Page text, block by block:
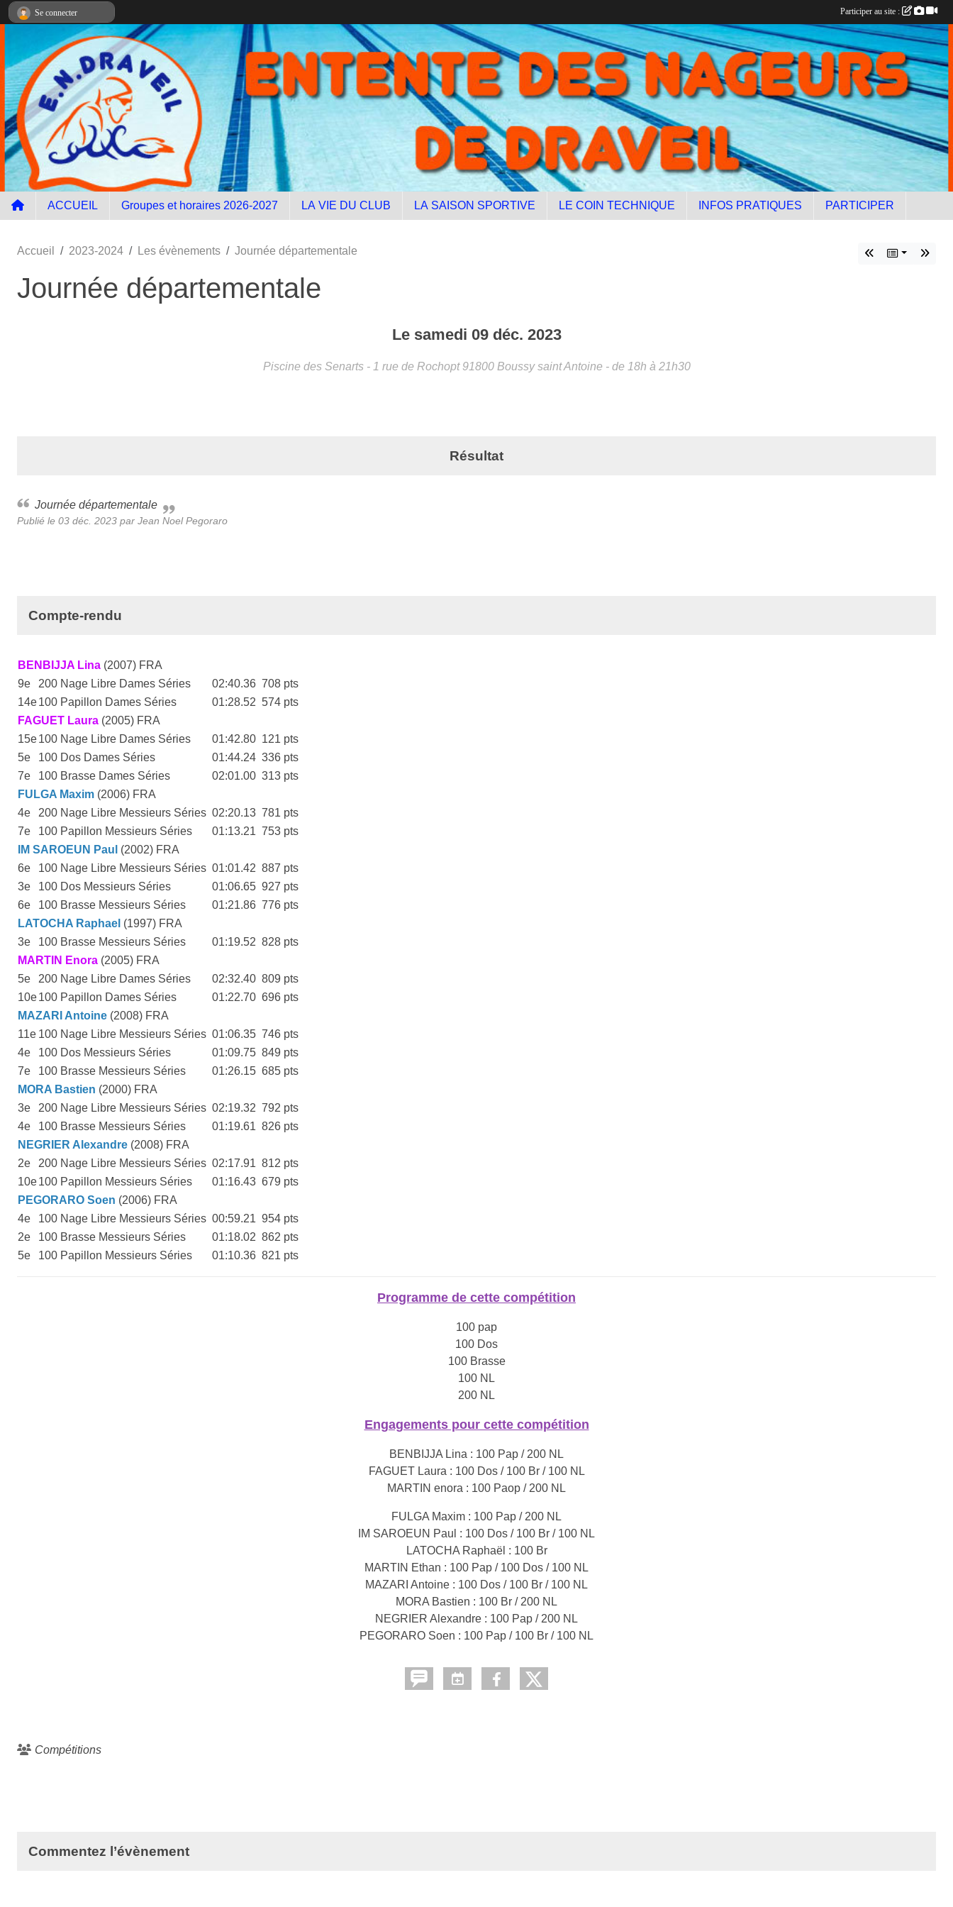
ACCUEIL Groupes et horaires 2026-2027 LA VIE DU CLUB LA SAISON SPORTIVE LE COIN TECHNIQUE INFOS PRATIQUES PARTICIPER
Accueil 2023-2024 Les évènements Journée départementale
Journée départementale
Le samedi 09 déc. 2023
Piscine des Senarts - 1 rue de Rochopt 91800 Boussy saint Antoine - de 18h à 21h30
Résultat
Journée départementale
Publié le 03 déc. 2023 par Jean Noel Pegoraro
Compte-rendu
BENBIJJA Lina (2007) FRA
9e
200 Nage Libre Dames Séries 02:40.36 708 pts
14e100 Papillon Dames Séries 01:28.52 574 pts
FAGUET Laura (2005) FRA
15e100 Nage Libre Dames Séries 01:42.80 121 pts
5e
100 Dos Dames Séries 01:44.24 336 pts
7e
100 Brasse Dames Séries 02:01.00 313 pts
FULGA Maxim (2006) FRA
4e
200 Nage Libre Messieurs Séries 02:20.13 781 pts
7e
100 Papillon Messieurs Séries 01:13.21 753 pts
IM SAROEUN Paul (2002) FRA
6e
100 Nage Libre Messieurs Séries 01:01.42 887 pts
3e
100 Dos Messieurs Séries 01:06.65 927 pts
6e
100 Brasse Messieurs Séries 01:21.86 776 pts
LATOCHA Raphael (1997) FRA
3e
100 Brasse Messieurs Séries 01:19.52 828 pts
MARTIN Enora (2005) FRA
5e
200 Nage Libre Dames Séries 02:32.40 809 pts
10e100 Papillon Dames Séries 01:22.70 696 pts
MAZARI Antoine (2008) FRA
11e 100 Nage Libre Messieurs Séries 01:06.35 746 pts
4e
100 Dos Messieurs Séries 01:09.75 849 pts
7e
100 Brasse Messieurs Séries 01:26.15 685 pts
MORA Bastien (2000) FRA
3e
200 Nage Libre Messieurs Séries 02:19.32 792 pts
4e
100 Brasse Messieurs Séries 01:19.61 826 pts
NEGRIER Alexandre (2008) FRA
2e
200 Nage Libre Messieurs Séries 02:17.91 812 pts
10e100 Papillon Messieurs Séries 01:16.43 679 pts
PEGORARO Soen (2006) FRA
4e
100 Nage Libre Messieurs Séries 00:59.21 954 pts
2e
100 Brasse Messieurs Séries 01:18.02 862 pts
5e
100 Papillon Messieurs Séries 01:10.36 821 pts
Programme de cette compétition
100 pap
100 Dos
100 Brasse
100 NL
200 NL
Engagements pour cette compétition
BENBIJJA Lina : 100 Pap / 200 NL
FAGUET Laura : 100 Dos / 100 Br / 100 NL
MARTIN enora : 100 Paop / 200 NL
FULGA Maxim : 100 Pap / 200 NL
IM SAROEUN Paul : 100 Dos / 100 Br / 100 NL
LATOCHA Raphaël : 100 Br
MARTIN Ethan : 100 Pap / 100 Dos / 100 NL
MAZARI Antoine : 100 Dos / 100 Br / 100 NL
MORA Bastien : 100 Br / 200 NL
NEGRIER Alexandre : 100 Pap / 200 NL
PEGORARO Soen : 100 Pap / 100 Br / 100 NL
Compétitions
Commentez l’évènement
Se connecter Participer au site :
Panneau de gestion des cookies